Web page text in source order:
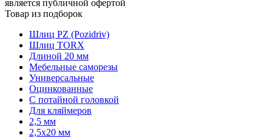
является публичной офертой
Товар из подборок
Шлиц PZ (Pozidriv)
Шлиц TORX
Длиной 20 мм
Мебельные саморезы
Универсальные
Оцинкованные
С потайной головкой
Для кляймеров
2,5 мм
2,5х20 мм